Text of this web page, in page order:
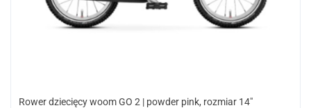
Rower dziecięcy woom GO 2 | powder pink, rozmiar 14"